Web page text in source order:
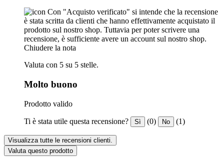
Con "Acquisto verificato" si intende che la recensione
è stata scritta da clienti che hanno effettivamente acquistato il
prodotto sul nostro shop. Tuttavia per poter scrivere una
recensione, è sufficiente avere un account sul nostro shop.
Chiudere la nota
Valuta con 5 su 5 stelle.
Molto buono
Prodotto valido
Ti è stata utile questa recensione? Sì (0) No (1)
Visualizza tutte le recensioni clienti.
Valuta questo prodotto